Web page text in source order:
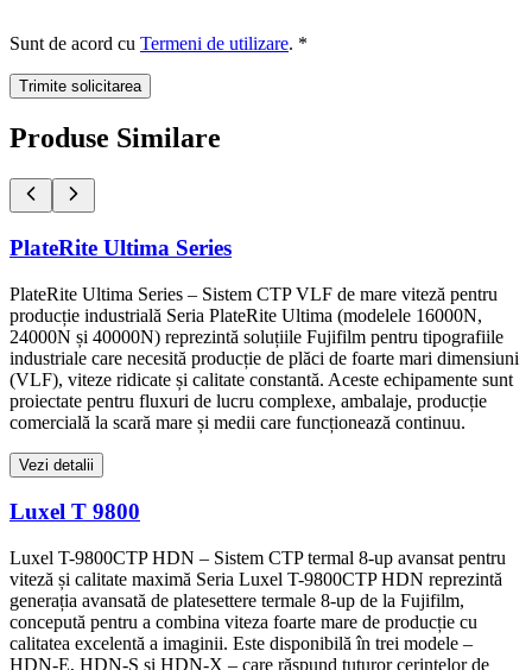
Sunt de acord cu Termeni de utilizare. *
Trimite solicitarea
Produse Similare
PlateRite Ultima Series
PlateRite Ultima Series – Sistem CTP VLF de mare viteză pentru
producție industrială Seria PlateRite Ultima (modelele 16000N,
24000N și 40000N) reprezintă soluțiile Fujifilm pentru tipografiile
industriale care necesită producție de plăci de foarte mari dimensiuni
(VLF), viteze ridicate și calitate constantă. Aceste echipamente sunt
proiectate pentru fluxuri de lucru complexe, ambalaje, producție
comercială la scară mare și medii care funcționează continuu.
Vezi detalii
Luxel T 9800
Luxel T-9800CTP HDN – Sistem CTP termal 8-up avansat pentru
viteză și calitate maximă Seria Luxel T-9800CTP HDN reprezintă
generația avansată de platesettere termale 8-up de la Fujifilm,
concepută pentru a combina viteza foarte mare de producție cu
calitatea excelentă a imaginii. Este disponibilă în trei modele –
HDN-E, HDN-S și HDN-X – care răspund tuturor cerințelor de